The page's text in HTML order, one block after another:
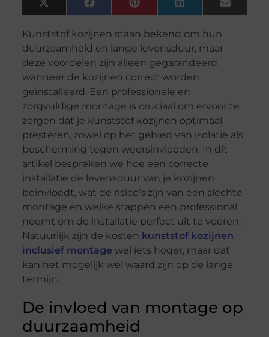
X
(Twitter)
FacebookPinterest LinkedIn Email
Kunststof kozijnen staan bekend om hun
duurzaamheid en lange levensduur, maar
deze voordelen zijn alleen gegarandeerd
wanneer de kozijnen correct worden
geïnstalleerd. Een professionele en
zorgvuldige montage is cruciaal om ervoor te
zorgen dat je kunststof kozijnen optimaal
presteren, zowel op het gebied van isolatie als
bescherming tegen weersinvloeden. In dit
artikel bespreken we hoe een correcte
installatie de levensduur van je kozijnen
beïnvloedt, wat de risico’s zijn van een slechte
montage en welke stappen een professional
neemt om de installatie perfect uit te voeren.
Natuurlijk zijn de kosten kunststof kozijnen
inclusief montage wel iets hoger, maar dat
kan het mogelijk wel waard zijn op de lange
termijn.
De invloed van montage op
duurzaamheid